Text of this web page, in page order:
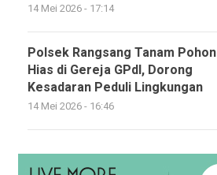
14 Mei 2026 - 17:14
Polsek Rangsang Tanam Pohon
Hias di Gereja GPdI, Dorong
Kesadaran Peduli Lingkungan
14 Mei 2026 - 16:46